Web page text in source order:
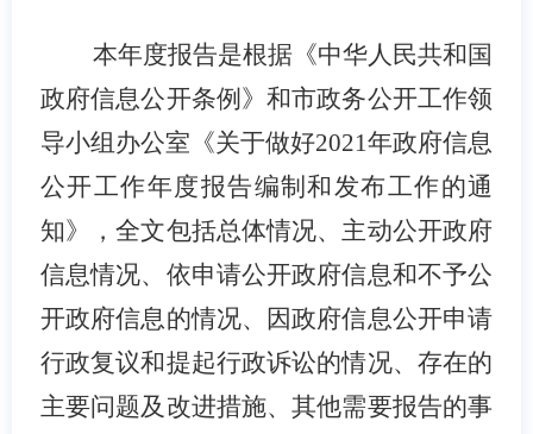
本年度报告是根据《中华人民共和国
政府信息公开条例》和市政务公开工作领
导小组办公室《关于做好2021年政府信息
公开工作年度报告编制和发布工作的通
知》，全文包括总体情况、主动公开政府
信息情况、依申请公开政府信息和不予公
开政府信息的情况、因政府信息公开申请
行政复议和提起行政诉讼的情况、存在的
主要问题及改进措施、其他需要报告的事